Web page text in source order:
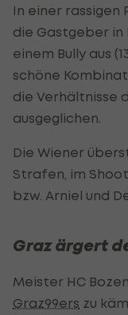
In einer
die Gastgeber in
einem Bully aus
schöne
die Verhältnisse
ausgeglichen.
Die Wiener
Strafen, im
bzw. Arniel und
Graz ärgert
Meister HC
Graz99ers zu